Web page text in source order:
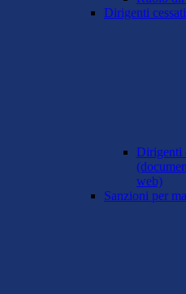
Dirigenti cessati
Dirigenti
web)
Sanzioni per